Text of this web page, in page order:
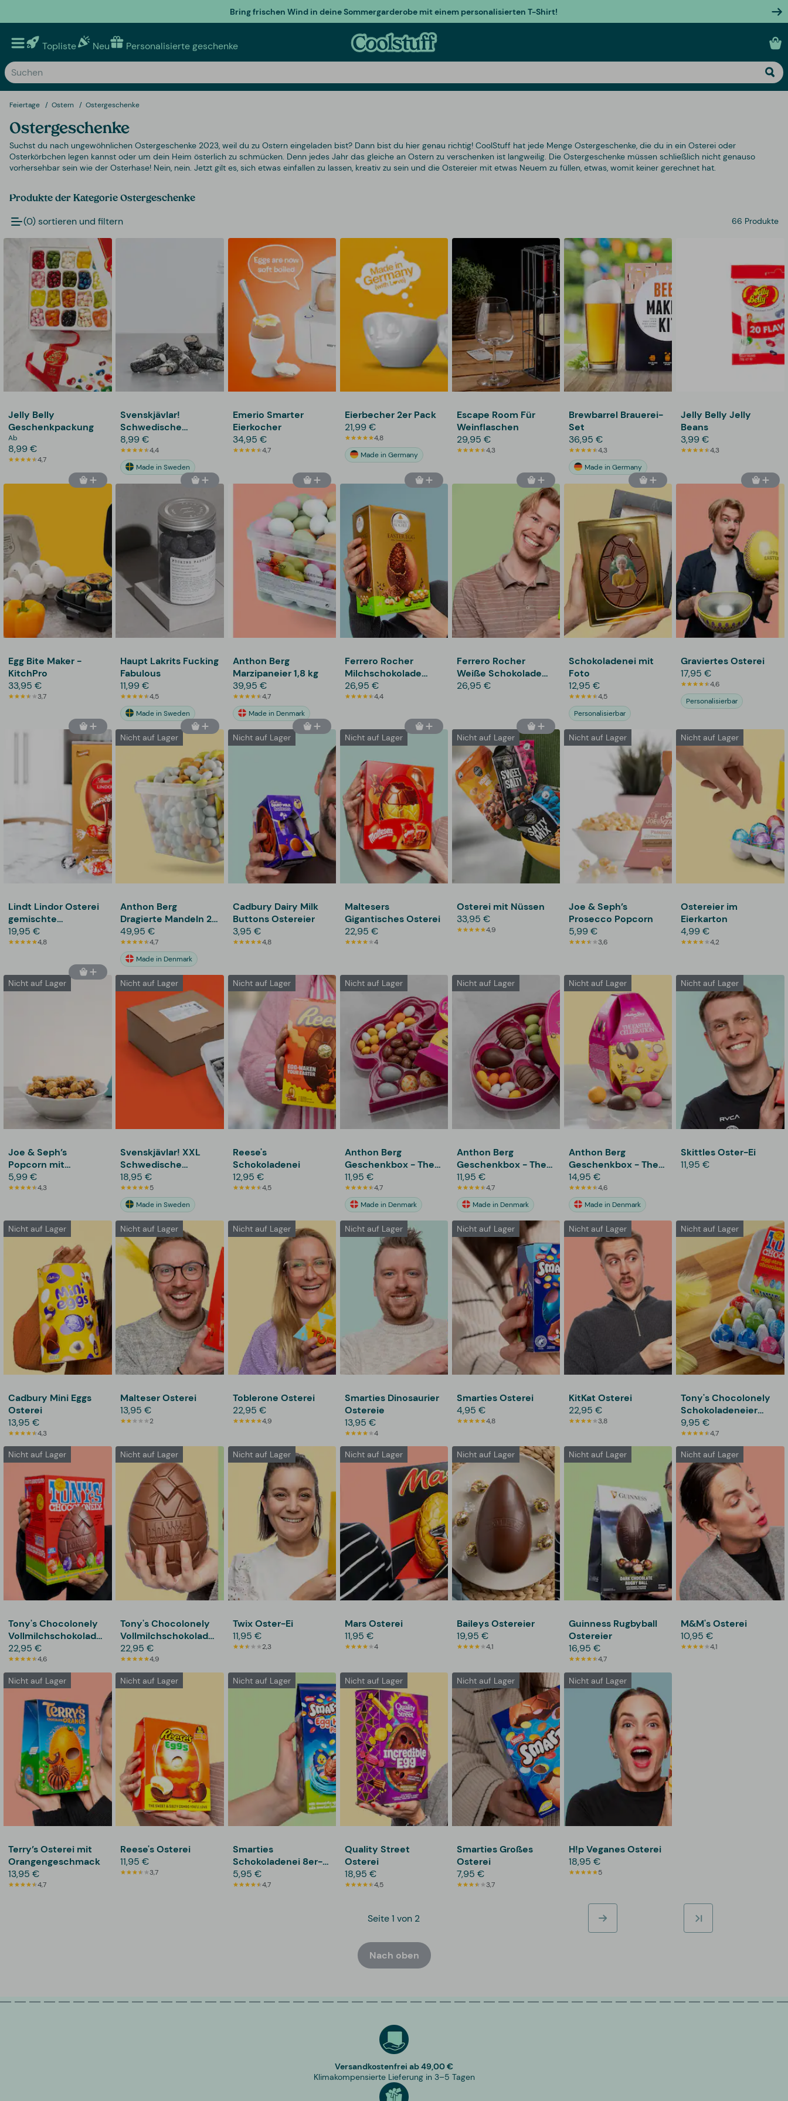
Bring frischen Wind in deine Sommergarderobe mit einem personalisierten T-Shirt!
Topliste Neu Personalisierte geschenke
Feiertage Ostern Ostergeschenke
Ostergeschenke
Suchst du nach ungewöhnlichen Ostergeschenke 2023, weil du zu Ostern eingeladen bist? Dann bist du hier genau richtig! CoolStuff hat jede Menge Ostergeschenke, die du in ein Osterei oder
Osterkörbchen legen kannst oder um dein Heim österlich zu schmücken. Denn jedes Jahr das gleiche an Ostern zu verschenken ist langweilig. Die Ostergeschenke müssen schließlich nicht genauso
vorhersehbar sein wie der Osterhase! Nein, nein. Jetzt gilt es, sich etwas einfallen zu lassen, kreativ zu sein und die Ostereier mit etwas Neuem zu füllen, etwas, womit keiner gerechnet hat.
Produkte der Kategorie Ostergeschenke
(0) sortieren und filtern 66 Produkte
Jelly Belly
Geschenkpackung
Ab
8,99 €
4,7
Svenskjävlar!
Schwedische
Salzlakritze
8,99 €
4,4
Made in Sweden
Emerio Smarter
Eierkocher
34,95 €
4,7
Eierbecher 2er Pack
21,99 €
4,8
Made in Germany
Escape Room Für
Weinflaschen
29,95 €
4,3
Brewbarrel Brauerei-
Set
36,95 €
4,3
Made in Germany
Jelly Belly Jelly
Beans
3,99 €
4,3
Egg Bite Maker -
KitchPro
33,95 €
3,7
Haupt Lakrits Fucking
Fabulous
11,99 €
4,5
Made in Sweden
Anthon Berg
Marzipaneier 1,8 kg
39,95 €
4,7
Made in Denmark
Ferrero Rocher
Milchschokolade
Osterei
26,95 €
4,4
Ferrero Rocher
Weiße Schokolade
Osterei
26,95 €
Schokoladenei mit
Foto
12,95 €
4,5
Personalisierbar
Graviertes Osterei
17,95 €
4,6
Personalisierbar
Lindt Lindor Osterei
gemischte
Schokolade
19,95 €
4,8
Nicht auf Lager
Anthon Berg
Dragierte Mandeln 2
kg
49,95 €
4,7
Made in Denmark
Nicht auf Lager
Cadbury Dairy Milk
Buttons Ostereier
3,95 €
4,8
Nicht auf Lager
Maltesers
Gigantisches Osterei
22,95 €
4
Nicht auf Lager
Osterei mit Nüssen
33,95 €
4,9
Nicht auf Lager
Joe & Seph’s
Prosecco Popcorn
5,99 €
3,6
Nicht auf Lager
Ostereier im
Eierkarton
4,99 €
4,2
Nicht auf Lager
Joe & Seph’s
Popcorn mit
Milchschokolade
5,99 €
4,3
Nicht auf Lager
Svenskjävlar! XXL
Schwedische
Salzlakritze
18,95 €
5
Made in Sweden
Nicht auf Lager
Reese's
Schokoladenei
12,95 €
4,5
Nicht auf Lager
Anthon Berg
Geschenkbox - The
Easter Bunny
11,95 €
4,7
Made in Denmark
Nicht auf Lager
Anthon Berg
Geschenkbox - The
Easter Egg
11,95 €
4,7
Made in Denmark
Nicht auf Lager
Anthon Berg
Geschenkbox - The
Easter Celebration
14,95 €
4,6
Made in Denmark
Nicht auf Lager
Skittles Oster-Ei
11,95 €
Nicht auf Lager
Cadbury Mini Eggs
Osterei
13,95 €
4,3
Nicht auf Lager
Malteser Osterei
13,95 €
2
Nicht auf Lager
Toblerone Osterei
22,95 €
4,9
Nicht auf Lager
Smarties Dinosaurier
Ostereie
13,95 €
4
Nicht auf Lager
Smarties Osterei
4,95 €
4,8
Nicht auf Lager
KitKat Osterei
22,95 €
3,8
Nicht auf Lager
Tony's Chocolonely
Schokoladeneier
12er-Pack
9,95 €
4,7
Nicht auf Lager
Tony's Chocolonely
Vollmilchschokoladen-
Osterei
22,95 €
4,6
Nicht auf Lager
Tony's Chocolonely
Vollmilchschokolade
mit Karamell und
Meersalz Osterei
22,95 €
4,9
Nicht auf Lager
Twix Oster-Ei
11,95 €
2,3
Nicht auf Lager
Mars Osterei
11,95 €
4
Nicht auf Lager
Baileys Ostereier
19,95 €
4,1
Nicht auf Lager
Guinness Rugbyball
Ostereier
16,95 €
4,7
Nicht auf Lager
M&M's Osterei
10,95 €
4,1
Nicht auf Lager
Terry’s Osterei mit
Orangengeschmack
13,95 €
4,7
Nicht auf Lager
Reese's Osterei
11,95 €
3,7
Nicht auf Lager
Smarties
Schokoladenei 8er-
Pack
5,95 €
4,7
Nicht auf Lager
Quality Street
Osterei
18,95 €
4,5
Nicht auf Lager
Smarties Großes
Osterei
7,95 €
3,7
Nicht auf Lager
H!p Veganes Osterei
18,95 €
5
Seite 1 von 2
Nach oben
Versandkostenfrei ab 49,00 €
Klimakompensierte Lieferung in 3–5 Tagen